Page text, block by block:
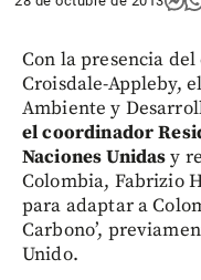
Con la presencia
Croisdale-Appleby,
Ambiente y
el coordinador
Naciones Unidasy
Colombia, Fabrizio
para adaptar a
Carbono’,
Unido.